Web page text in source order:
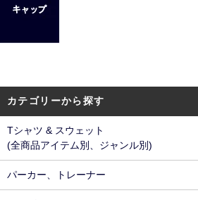
カテゴリーから探す
Tシャツ & スウェット
(全商品アイテム別、ジャンル別)
パーカー、トレーナー